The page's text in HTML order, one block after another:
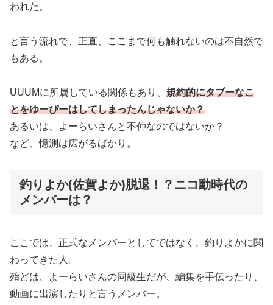
われた。
と言う流れで、正直、ここまで何も触れないのは不自然で
もある。
UUUMに所属している関係もあり、 規約的にタブーなこ
とをゆーぴーはしてしまったんじゃないか？
あるいは、よーらいさんと不仲なのではないか？
など、憶測は広がるばかり。
釣りよか(佐賀よか)脱退！？ニコ動時代の
メンバーは？
ここでは、正式なメンバーとしてではなく、釣りよかに関
わってきた人。
殆どは、よーらいさんの同級生だが、編集を手伝ったり、
動画に出演したりと言うメンバー。